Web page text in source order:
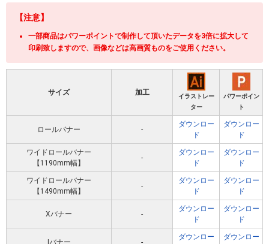
【注意】
一部商品はパワーポイントで制作して頂いたデータを3倍に拡大して
印刷致しますので、画像などは高画質ものをご使用ください。
サイズ 加工
イラストレー
ター
パワーポイン
ト
ロールバナー -
ダウンロー
ド
ダウンロー
ド
ワイドロールバナー
【1190mm幅】
-
ダウンロー
ド
ダウンロー
ド
ワイドロールバナー
【1490mm幅】
-
ダウンロー
ド
ダウンロー
ド
Xバナー -
ダウンロー
ド
ダウンロー
ド
ダウンロー
ダウンロー